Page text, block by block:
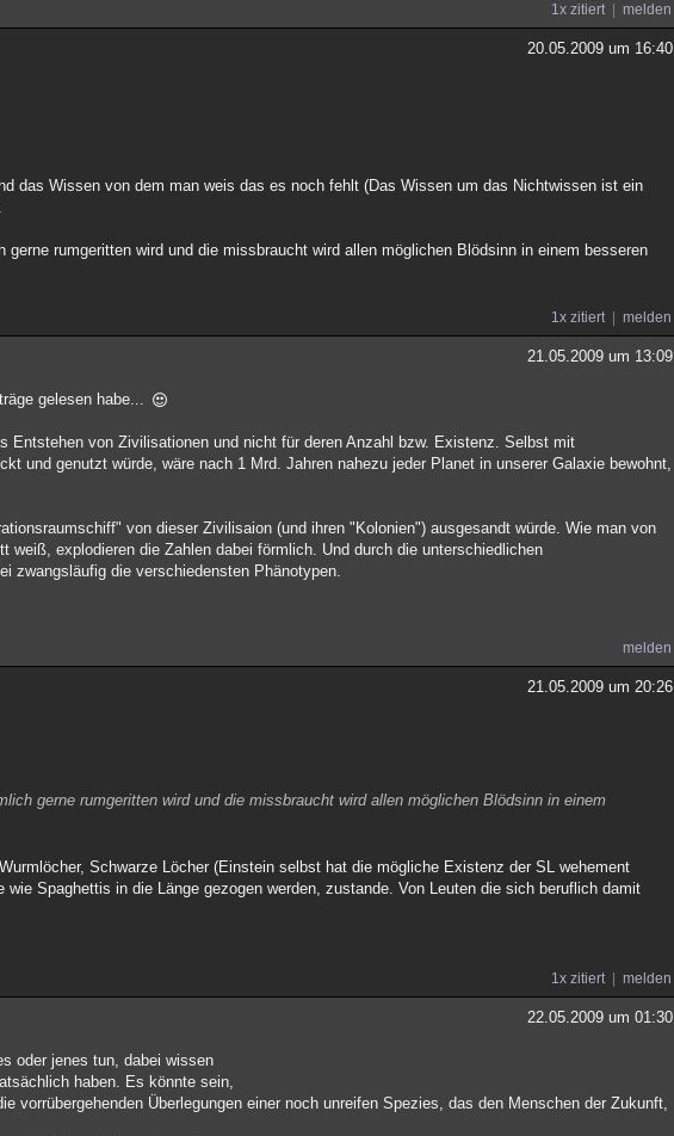
1x zitiert melden
20.05.2009 um 16:40
das Wissen von dem man weis das es noch fehlt (Das Wissen um das Nichtwissen ist ein
rumgeritten wird und die missbraucht wird allen möglichen Blödsinn in einem besseren
1x zitiert melden
21.05.2009 um 13:09
gelesen habe...
Entstehen von Zivilisationen und nicht für deren Anzahl bzw. Existenz. Selbst mit
und genutzt würde, wäre nach 1 Mrd. Jahren nahezu jeder Planet in unserer Galaxie bewohnt,
von dieser Zivilisaion (und ihren "Kolonien") ausgesandt würde. Wie man von
weiß, explodieren die Zahlen dabei förmlich. Und durch die unterschiedlichen
zwangsläufig die verschiedensten Phänotypen.
melden
21.05.2009 um 20:26
gerne rumgeritten wird und die missbraucht wird allen möglichen Blödsinn in einem
Schwarze Löcher (Einstein selbst hat die mögliche Existenz der SL wehement
Spaghettis in die Länge gezogen werden, zustande. Von Leuten die sich beruflich damit
1x zitiert melden
22.05.2009 um 01:30
oder jenes tun, dabei wissen
haben. Es könnte sein,
vorrübergehenden Überlegungen einer noch unreifen Spezies, das den Menschen der Zukunft,